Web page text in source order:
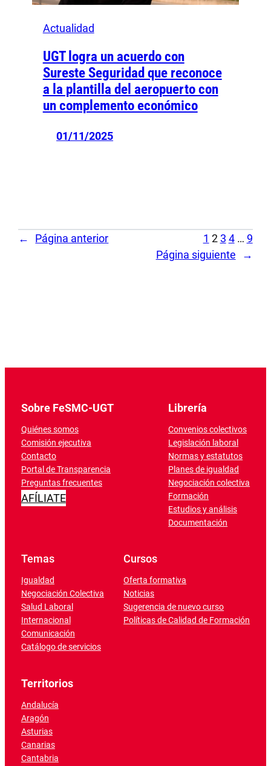
Actualidad
UGT logra un acuerdo con
Sureste Seguridad que reconoce
a la plantilla del aeropuerto con
un complemento económico
01/11/2025
← Página anterior 1 2 3 4 … 9
Página siguiente
→
Sobre FeSMC-UGT
Quiénes somos
Comisión ejecutiva
Contacto
Portal de Transparencia
Preguntas frecuentes
AFÍLIATE
Librería
Convenios colectivos
Legislación laboral
Normas y estatutos
Planes de igualdad
Negociación colectiva
Formación
Estudios y análisis
Documentación
Temas
Igualdad
Negociación Colectiva
Salud Laboral
Internacional
Comunicación
Catálogo de servicios
Cursos
Oferta formativa
Noticias
Sugerencia de nuevo curso
Políticas de Calidad de Formación
Territorios
Andalucía
Aragón
Asturias
Canarias
Cantabria